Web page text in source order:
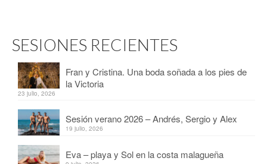
SESIONES RECIENTES
Fran y Cristina. Una boda soñada a los pies de
la Victoria
23 julio, 2026
Sesión verano 2026 – Andrés, Sergio y Alex
19 julio, 2026
Eva – playa y Sol en la costa malagueña